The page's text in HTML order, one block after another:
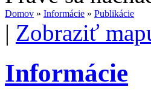
Domov » Informácie » Publikácie
| Zobraziť
Informácie